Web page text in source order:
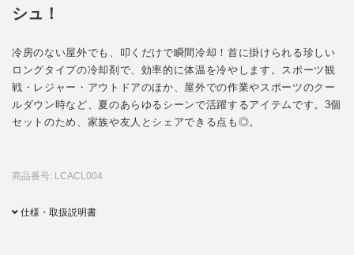
シュ！
冷房のない屋外でも、叩くだけで瞬間冷却！首に掛けられる珍しい
ロングタイプの冷却剤で、効率的に体温を冷やします。スポーツ観
戦・レジャー・アウトドアのほか、屋外での作業やスポーツのクー
ルダウン時など、夏のあらゆるシーンで活躍するアイテムです。3個
セットのため、家族や友人とシェアできる点も◎。
商品番号: LCACL004
仕様・取扱説明書